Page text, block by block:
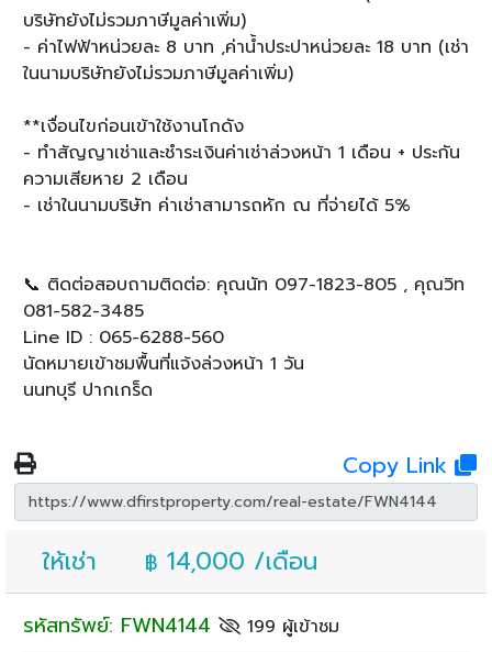
บริษัทยังไม่รวมภาษีมูลค่าเพิ่ม)
- ค่าไฟฟ้าหน่วยละ 8 บาท ,ค่าน้ำประปาหน่วยละ 18 บาท (เช่า
ในนามบริษัทยังไม่รวมภาษีมูลค่าเพิ่ม)
**เงื่อนไขก่อนเข้าใช้งานโกดัง
- ทำสัญญาเช่าและชำระเงินค่าเช่าล่วงหน้า 1 เดือน + ประกัน
ความเสียหาย 2 เดือน
- เช่าในนามบริษัท ค่าเช่าสามารถหัก ณ ที่จ่ายได้ 5%
📞 ติดต่อสอบถามติดต่อ: คุณนัท 097-1823-805 , คุณวิท
081-582-3485
Line ID : 065-6288-560
นัดหมายเข้าชมพื้นที่แจ้งล่วงหน้า 1 วัน
นนทบุรี ปากเกร็ด
Copy Link
ให้เช่า ฿ 14,000 /เดือน
รหัสทรัพย์: FWN4144 199 ผู้เข้าชม